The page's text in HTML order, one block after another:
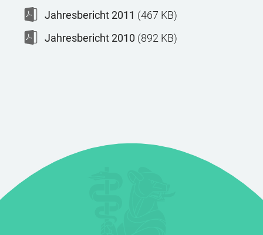
Jahresbericht 2011 (467 KB)
Jahresbericht 2010 (892 KB)